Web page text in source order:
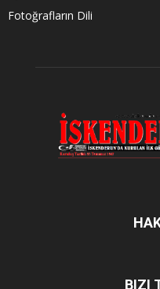
Fotoğrafların Dili
BIZI